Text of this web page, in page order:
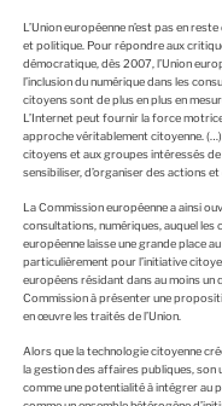
L’Union européenne n’est pas en
et politique. Pour répondre aux
démocratique, dès 2007, l’Union
l’inclusion du numérique dans les
citoyens sont de plus en plus en
L’Internet peut fournir la force
approche véritablement citoyenne.
citoyens et aux groupes intéressés
sensibiliser, d’organiser des actions
La Commission européenne a ainsi
consultations, numériques, auquel les
européenne laisse une grande place
particulièrement pour l’initiative
européens résidant dans au moins un
Commission à présenter une
en œuvre les traités de l’Union.
Alors que la technologie citoyenne
la gestion des affaires publiques, son
comme une potentialité à intégrer au